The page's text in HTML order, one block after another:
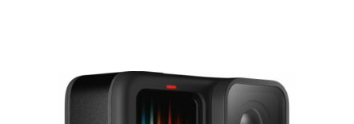
4.000.000
TỚI NƠI BÁN